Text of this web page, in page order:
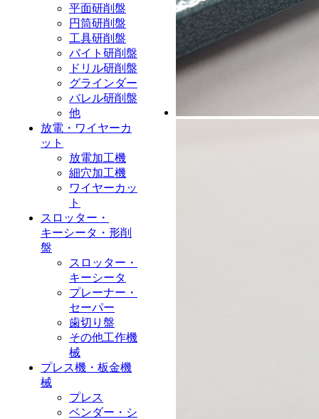
平面研削盤
円筒研削盤
工具研削盤
バイト研削盤
ドリル研削盤
グラインダー
バレル研削盤
他
放電・ワイヤーカ
ット
放電加工機
細穴加工機
ワイヤーカッ
ト
スロッター・
キーシータ・形削
盤
スロッター・
キーシータ
プレーナー・
セーパー
歯切り盤
その他工作機
械
プレス機・板金機
械
プレス
ベンダー・シ